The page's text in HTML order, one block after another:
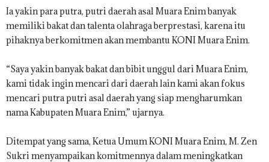
Ia yakin para putra, putri daerah asal Muara Enim banyak
memiliki bakat dan talenta olahraga berprestasi, karena itu
pihaknya berkomitmen akan membantu KONI Muara Enim.
“Saya yakin banyak bakat dan bibit unggul dari Muara Enim,
kami tidak ingin mencari dari daerah lain kami akan fokus
mencari putra putri asal daerah yang siap mengharumkan
nama Kabupaten Muara Enim,” ujarnya.
Ditempat yang sama, Ketua Umum KONI Muara Enim, M. Zen
Sukri menyampaikan komitmennya dalam meningkatkan